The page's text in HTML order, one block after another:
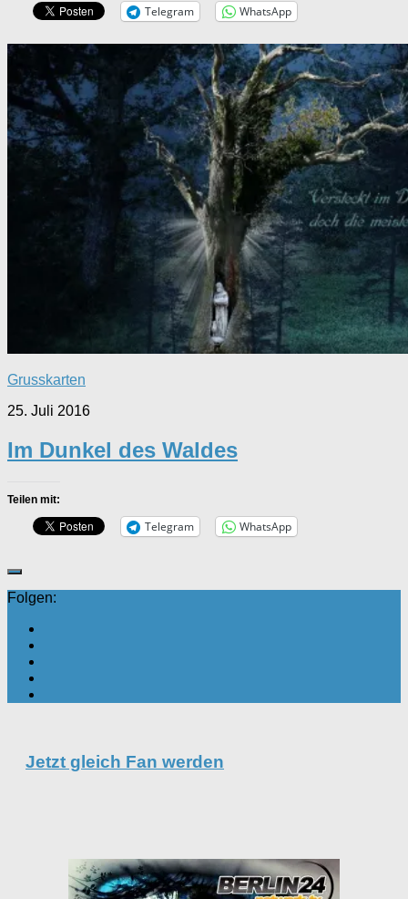
Telegram WhatsApp
Grusskarten
25. Juli 2016
Im Dunkel des Waldes
Teilen mit:
Telegram WhatsApp
Folgen:
Jetzt gleich Fan werden